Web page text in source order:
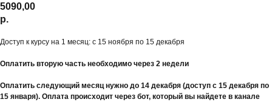
5090,00
р.
Доступ к курсу на 1 месяц: с 15 ноября по 15 декабря
Оплатить вторую часть необходимо через 2 недели
Оплатить следующий месяц нужно до 14 декабря (доступ с 15 декабря по
15 января). Оплата происходит через бот, который вы найдете в канале